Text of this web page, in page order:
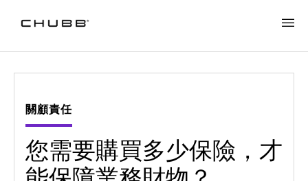
關顧責任
您需要購買多少保險，才